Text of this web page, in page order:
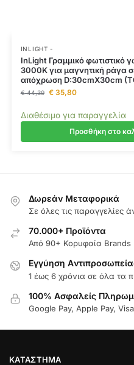
INLIGHT -
InLight Γραμμικό φωτιστικό
3000K για μαγνητική ράγα
απόχρωση D:30cmX30cm
€44,39 €35,80
Διαθέσιμο για παραγγελία
Προσθήκη στο
Δωρεάν Μεταφορικά
Σε όλες τις παραγγελίες
70.000+ Προϊόντα
Από 90+ Κορυφαία Brands
Εγγύηση
1 έως 6 χρόνια σε όλα τα
100% Ασφαλείς
Google Pay, Apple Pay,
ΚΑΤΆΣΤΗΜΑ